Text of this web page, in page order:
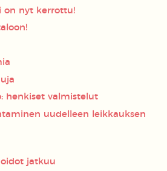
on nyt kerrottu!
henkiset valmistelut
uudelleen leikkauksen
jatkuu